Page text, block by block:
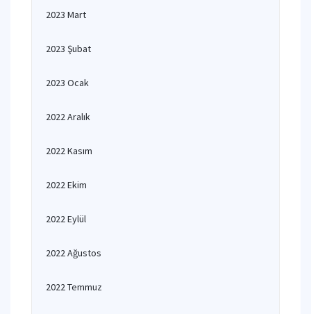
2023 Mart
2023 Şubat
2023 Ocak
2022 Aralık
2022 Kasım
2022 Ekim
2022 Eylül
2022 Ağustos
2022 Temmuz